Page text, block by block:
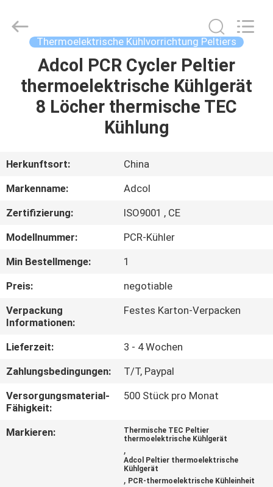
HAUS
PRODUKTE
ÜBER
FABRIK-
AUSFLUG
QUALITÄTSKONTROLLE
KONTAKT
NACHRICHTEN
FÄLLE
Thermoelektrische Kühlvorrichtung Peltiers
Adcol PCR Cycler Peltier
thermoelektrische Kühlgerät
8 Löcher thermische TEC
Kühlung
Herkunftsort:
China
Markenname:
Adcol
Zertifizierung:
ISO9001 , CE
Modellnummer:
PCR-Kühler
Min Bestellmenge:
1
Preis:
negotiable
Verpackung
Informationen:
Festes Karton-Verpacken
Lieferzeit:
3 - 4 Wochen
Zahlungsbedingungen:
T/T, Paypal
Versorgungsmaterial-
Fähigkeit:
500 Stück pro Monat
Markieren:
Thermische TEC Peltier
thermoelektrische Kühlgerät
,
Adcol Peltier thermoelektrische
Kühlgerät
, PCR-thermoelektrische Kühleinheit